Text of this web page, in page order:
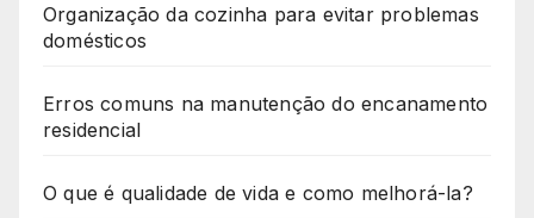
Organização da cozinha para evitar problemas
domésticos
Erros comuns na manutenção do encanamento
residencial
O que é qualidade de vida e como melhorá-la?